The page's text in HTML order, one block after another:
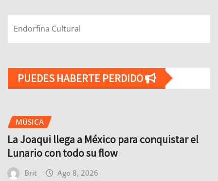
Endorfina Cultural
PUEDES HABERTE PERDIDO
MÚSICA
La Joaqui llega a México para conquistar el
Lunario con todo su flow
Brit Ago 8, 2026